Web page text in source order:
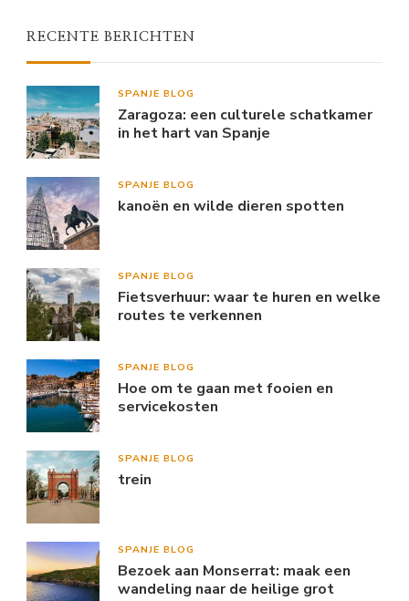
RECENTE BERICHTEN
SPANJE BLOG
Zaragoza: een culturele schatkamer
in het hart van Spanje
SPANJE BLOG
kanoën en wilde dieren spotten
SPANJE BLOG
Fietsverhuur: waar te huren en welke
routes te verkennen
SPANJE BLOG
Hoe om te gaan met fooien en
servicekosten
SPANJE BLOG
trein
SPANJE BLOG
Bezoek aan Monserrat: maak een
wandeling naar de heilige grot